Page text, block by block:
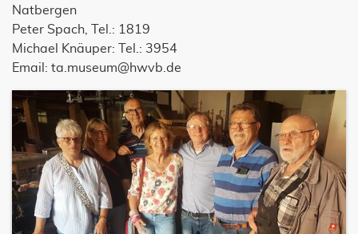
Natbergen
Peter Spach, Tel.: 1819
Michael Knäuper: Tel.: 3954
Email: ta.museum@hwvb.de